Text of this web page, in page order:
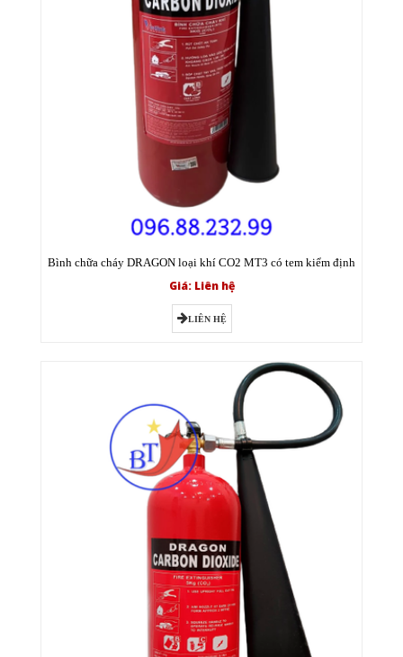
Bình chữa cháy DRAGON loại khí CO2 MT3 có tem kiểm định
Giá: Liên hệ
LIÊN HỆ